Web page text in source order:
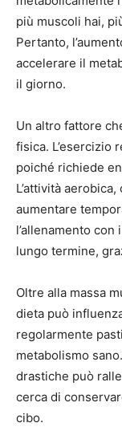
più muscoli hai,
Pertanto,
accelerare il
il giorno.
Un altro fattore
fisica. L’esercizio
poiché richiede
L’attività
aumentare
l’allenamento
lungo termine,
Oltre alla massa
dieta può
regolarmente
metabolismo
drastiche può
cerca di
cibo.